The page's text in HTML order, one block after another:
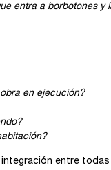
entra a borbotones y
en ejecución?
entre